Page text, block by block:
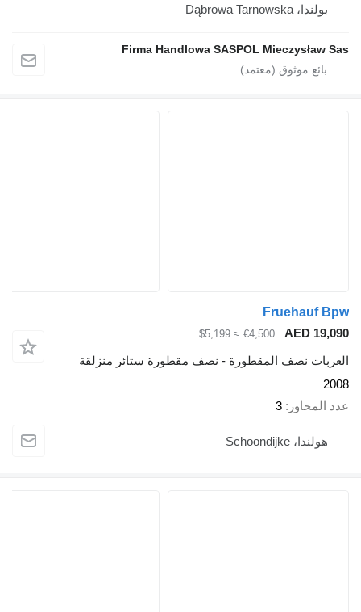
Firma Handlowa SASPOL
€4,500
≈ $5,199
نصف المقطورة - نصف مقطورة ستائر منزلقة
3